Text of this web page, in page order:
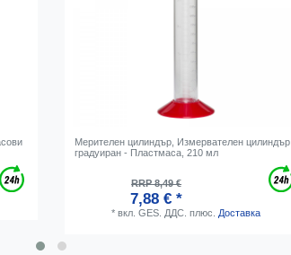
Мерителен цилиндър, Измервателен цилиндър
градуиран - Пластмаса, 210 мл
RRP 8,49 €
7,88 € *
* вкл. GES. ДДС. плюс. Доставка